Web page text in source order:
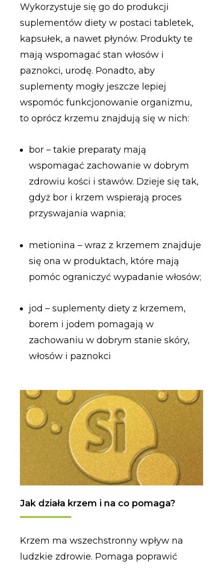
Wykorzystuje się go do produkcji
suplementów diety w postaci tabletek,
kapsułek, a nawet płynów. Produkty te
mają wspomagać stan włosów i
paznokci, urodę. Ponadto, aby
suplementy mogły jeszcze lepiej
wspomóc funkcjonowanie organizmu,
to oprócz krzemu znajdują się w nich:
bor – takie preparaty mają
wspomagać zachowanie w dobrym
zdrowiu kości i stawów. Dzieje się tak,
gdyż bor i krzem wspierają proces
przyswajania wapnia;
metionina – wraz z krzemem znajduje
się ona w produktach, które mają
pomóc ograniczyć wypadanie włosów;
jod – suplementy diety z krzemem,
borem i jodem pomagają w
zachowaniu w dobrym stanie skóry,
włosów i paznokci
Jak działa krzem i na co pomaga?
Krzem ma wszechstronny wpływ na
ludzkie zdrowie. Pomaga poprawić